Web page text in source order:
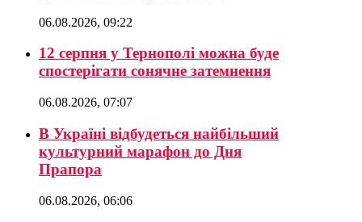
06.08.2026, 09:22
12 серпня у Тернополі можна буде
спостерігати сонячне затемнення
06.08.2026, 07:07
В Україні відбудеться найбільший
культурний марафон до Дня
Прапора
06.08.2026, 06:06